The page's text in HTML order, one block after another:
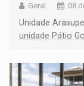
Geral 08
Unidade
unidade Pátio